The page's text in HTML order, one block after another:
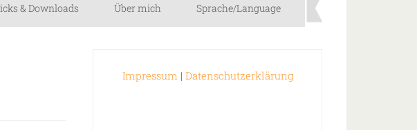
& Downloads Über mich Sprache/Language
Impressum | Datenschutzerklärung